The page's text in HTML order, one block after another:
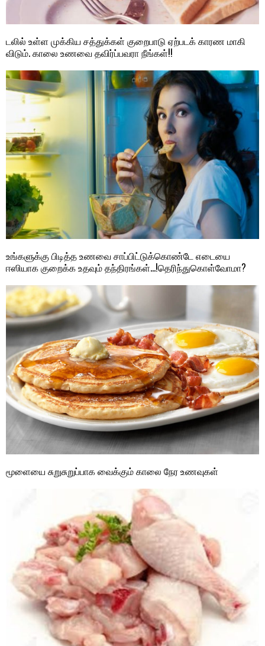
டலில் உள்ள முக்கிய சத்துக்கள் குறைபாடு ஏற்படக் காரண மாகி
விடும். காலை உணவை தவிர்ப்பவரா நீங்கள்!!
உங்களுக்கு பிடித்த உணவை சாப்பிட்டுக்கொண்டே எடையை
ஈஸியாக குறைக்க உதவும் தந்திரங்கள்…!தெரிந்துகொள்வோமா?
மூளையை சுறுசுறுப்பாக வைக்கும் காலை நேர உணவுகள்